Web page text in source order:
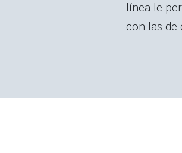
línea le
con las de